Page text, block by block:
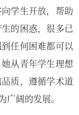
学生开放，帮助
的困惑，很多已
任何困难都可以
从青年学生理想
质，遵循学术道
阔的发展。